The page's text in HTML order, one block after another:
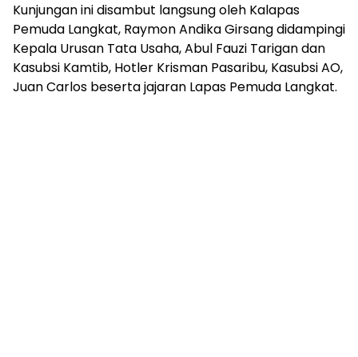
Kunjungan ini disambut langsung oleh Kalapas
Pemuda Langkat, Raymon Andika Girsang didampingi
Kepala Urusan Tata Usaha, Abul Fauzi Tarigan dan
Kasubsi Kamtib, Hotler Krisman Pasaribu, Kasubsi AO,
Juan Carlos beserta jajaran Lapas Pemuda Langkat.